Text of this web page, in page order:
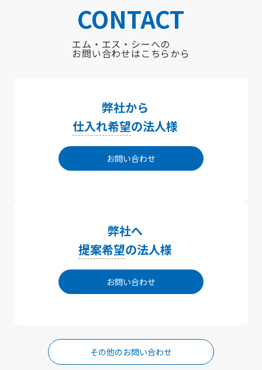
CONTACT
エム・エス・シーへの
お問い合わせはこちらから
弊社から
仕入れ希望の法人様
お問い合わせ
弊社へ
提案希望の法人様
お問い合わせ
その他のお問い合わせ